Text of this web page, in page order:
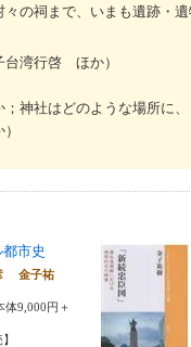
の祠まで、いまも遺跡・
台湾行啓 ほか）
神社はどのような場所に
市史
金子祐
体9,000円＋